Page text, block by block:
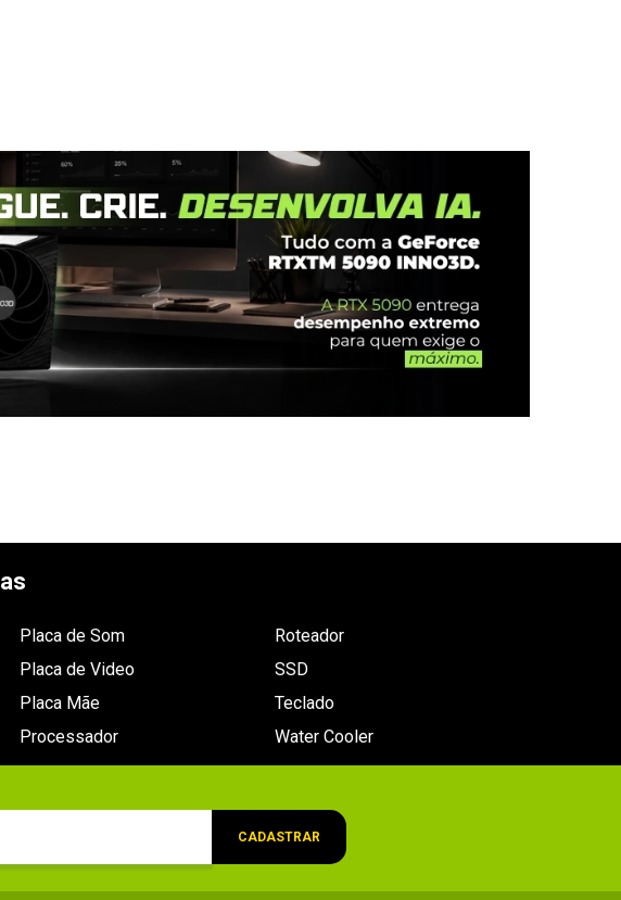
Placa de Som
Placa de Video
Placa Mãe
Processador
Roteador
SSD
Teclado
Water Cooler
CADASTRAR